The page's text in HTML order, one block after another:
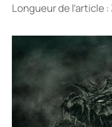
Longueur de l’article